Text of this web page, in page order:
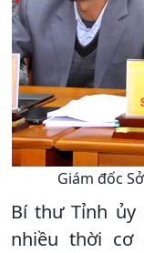
Giám đốc
Bí thư Tỉnh ủy
nhiều thời cơ